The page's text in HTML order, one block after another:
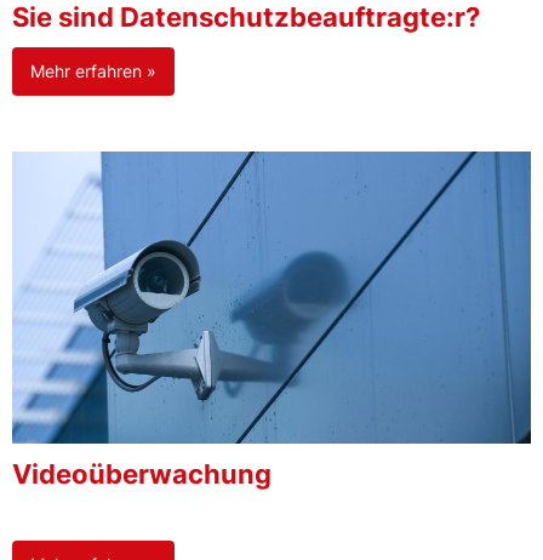
Sie sind Datenschutzbeauftragte:r?
Mehr erfahren »
Videoüberwachung